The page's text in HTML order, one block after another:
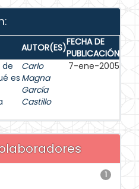
AUTOR(ES)FECHA DE
PUBLICACIÓN
de
es
Carlo
Magna
García
Castillo
7-ene-2005
1